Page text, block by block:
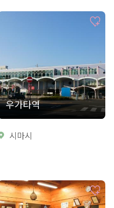
우가타역
시마시